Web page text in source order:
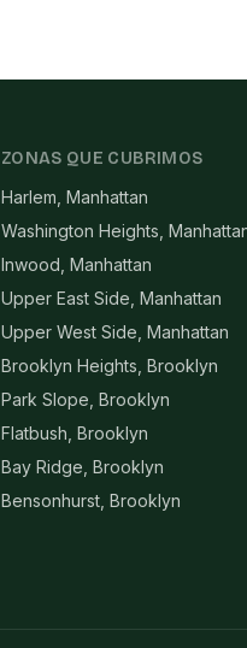
ZONAS QUE CUBRIMOS
Harlem, Manhattan
Washington Heights,
Inwood, Manhattan
Upper East Side, Manhattan
Upper West Side, Manhattan
Brooklyn Heights, Brooklyn
Park Slope, Brooklyn
Flatbush, Brooklyn
Bay Ridge, Brooklyn
Bensonhurst, Brooklyn